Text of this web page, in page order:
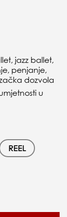
jazz ballet,
penjanje,
dozvola
u
REEL